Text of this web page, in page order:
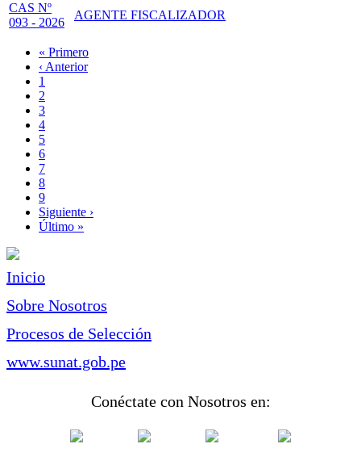
CAS Nº
093 - 2026
AGENTE FISCALIZADOR
Paginación
Primera
página
« Primero
Página
anterior
‹ Anterior
Page
1
Página
actual
2
Page
3
Page
4
Page
5
Page
6
Page
7
Page
8
Page
9
Siguiente
página
Siguiente ›
Última
Último »
Inicio
Sobre Nosotros
Procesos de Selección
www.sunat.gob.pe
Conéctate con Nosotros en: